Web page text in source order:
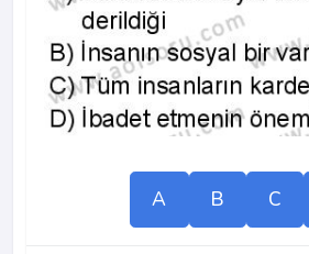
A B C